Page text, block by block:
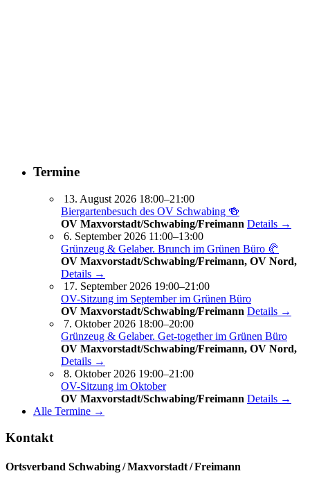
Termine
13. August 2026 18:00–21:00
Biergartenbesuch des OV Schwabing 🍻
OV Maxvorstadt/Schwabing/Freimann Details →
6. September 2026 11:00–13:00
Grünzeug & Gelaber. Brunch im Grünen Büro 🥐
OV Maxvorstadt/Schwabing/Freimann, OV Nord,
Details →
17. September 2026 19:00–21:00
OV-Sitzung im September im Grünen Büro
OV Maxvorstadt/Schwabing/Freimann Details →
7. Oktober 2026 18:00–20:00
Grünzeug & Gelaber. Get-to­ge­ther im Grünen Büro
OV Maxvorstadt/Schwabing/Freimann, OV Nord,
Details →
8. Oktober 2026 19:00–21:00
OV-Sitzung im Oktober
OV Maxvorstadt/Schwabing/Freimann Details →
Alle Termine →
Kontakt
Ortsverband Schwabing / Maxvorstadt ⁠/ Freimann